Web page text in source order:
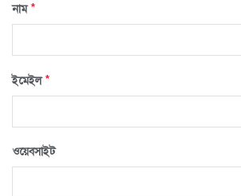
নাম*
ইমেইল*
ওয়েবসাইট